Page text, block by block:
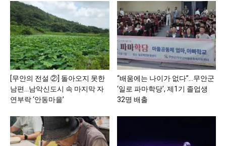
[무안의 전설 ②] 돌아오지 못한
남편…남악신도시 속 마지막 자
연부락 ‘안동마을’
“배움에는 나이가 없다”…무안군
‘일로 파마학당’, 제1기 졸업생
32명 배출